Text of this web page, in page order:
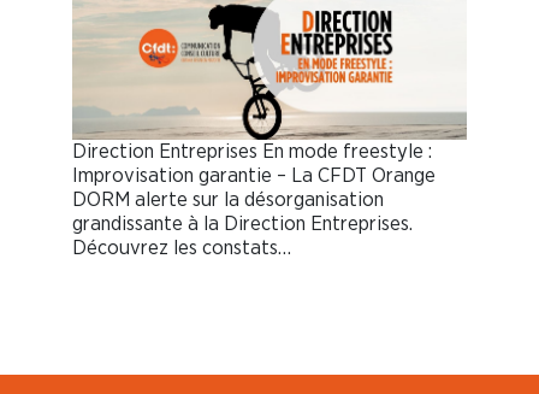
Direction Entreprises En mode freestyle :
Improvisation garantie – La CFDT Orange
DORM alerte sur la désorganisation
grandissante à la Direction Entreprises.
Découvrez les constats…